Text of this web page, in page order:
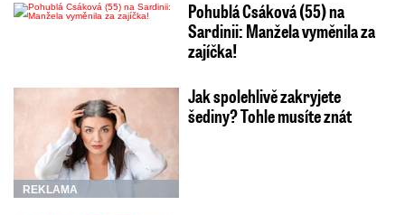
Pohublá Csáková (55) na
Sardinii: Manžela vyměnila za
zajíčka!
REKLAMA
Jak spolehlivě zakryjete
šediny? Tohle musíte znát